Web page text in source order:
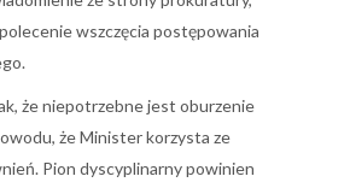
wszczęcia postępowania
że niepotrzebne jest oburzenie
że Minister korzysta ze
Pion dyscyplinarny powinien